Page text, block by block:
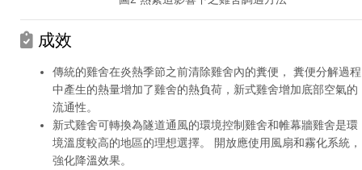
成效
傳統的雞舍在炎熱季節之前清除雞舍內的糞便， 糞便分解過程
中產生的熱量增加了雞舍的熱負荷，新式雞舍增加底部空氣的
流通性。
新式雞舍可轉換為隧道通風的環境控制雞舍和帷幕牆雞舍是環
境溫度較高的地區的理想選擇。 開放應使用風扇和霧化系統，
強化降溫效果。